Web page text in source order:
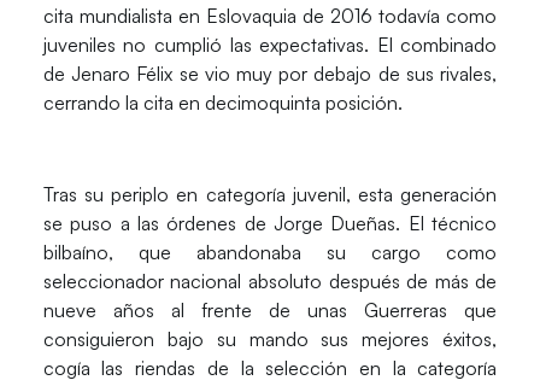
cita mundialista en Eslovaquia de 2016 todavía como
juveniles no cumplió las expectativas. El combinado
de Jenaro Félix se vio muy por debajo de sus rivales,
cerrando la cita en decimoquinta posición.
Tras su periplo en categoría juvenil, esta generación
se puso a las órdenes deJorge Dueñas. El técnico
bilbaíno, que abandonaba su cargo como
seleccionador nacional absoluto después de más de
nueve años al frente de unas Guerreras que
consiguieron bajo su mando sus mejores éxitos,
cogía las riendas de la selección en lacategoría